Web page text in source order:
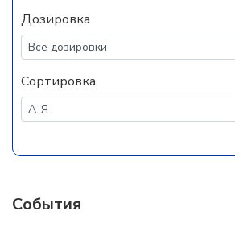
Дозировка
Сортировка
События